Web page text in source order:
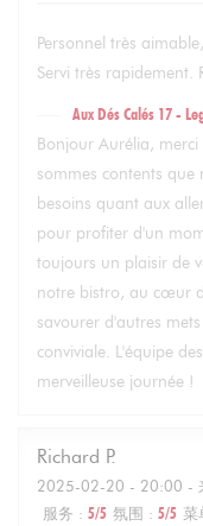
Personnel très
Servi très rapidement.
Aux Dés Calés 17 -
Bonjour Aurélia,
sommes contents
besoins quant aux
pour profiter d'un
toujours un plaisir de
notre bistro, au cœur
savourer d'autres
conviviale. L'équipe
merveilleuse journée !
Richard P
2025-02-20 - 20:00 -
服务 : 5/5 氛围 : 5/5 菜